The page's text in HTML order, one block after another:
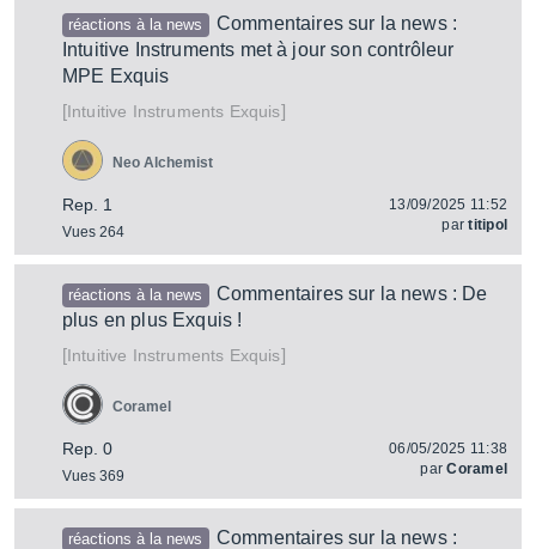
réactions à la news
Commentaires sur la news :
Intuitive Instruments met à jour son contrôleur
MPE Exquis
[ Intuitive Instruments Exquis]
Rep. 1
Vues 264
Neo Alchemist
13/09/2025 11:52
partitipol
réactions à la news
Commentaires sur la news : De
plus en plus Exquis !
[ Intuitive Instruments Exquis]
Rep. 0
Vues 369
Coramel
06/05/2025 11:38
parCoramel
réactions à la news
Commentaires sur la news :